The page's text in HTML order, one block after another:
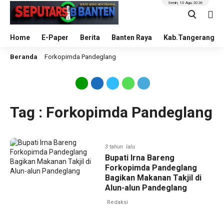
Home E-Paper Berita Banten Raya Kab.Tangerang
Senin, 10 Agu 2026
Beranda Forkopimda Pandeglang
Tag : Forkopimda Pandeglang
3 tahun lalu
Bupati Irna Bareng
Forkopimda Pandeglang
Bagikan Makanan Takjil di
Alun-alun Pandeglang
Redaksi